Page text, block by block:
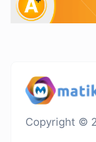
Copyright ©